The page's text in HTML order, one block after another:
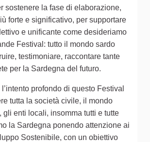
sostenere la fase di elaborazione,
forte e significativo, per supportare
e unificante come desideriamo
Festival: tutto il mondo sardo
testimoniare, raccontare tante
per la Sardegna del futuro.
l’intento profondo di questo Festival
tutta la società civile, il mondo
gli enti locali, insomma tutti e tutte
la Sardegna ponendo attenzione ai
Sostenibile, con un obiettivo